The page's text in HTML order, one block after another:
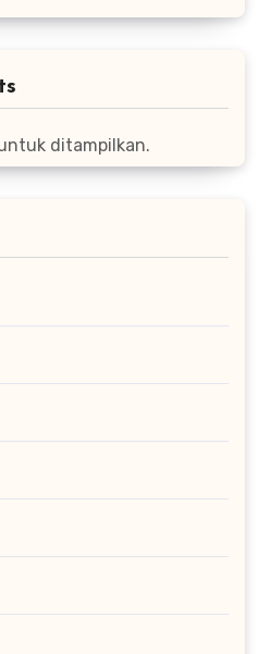
ditampilkan.